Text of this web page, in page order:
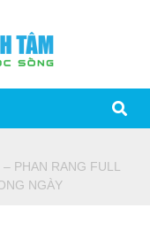
PHAN RANG FULL
NGÀY